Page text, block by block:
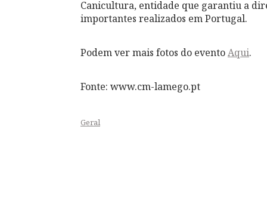
Canicultura, entidade que garantiu a
importantes realizados em Portugal.
Podem ver mais fotos do eventoAqui.
Fonte: www.cm-lamego.pt
Geral